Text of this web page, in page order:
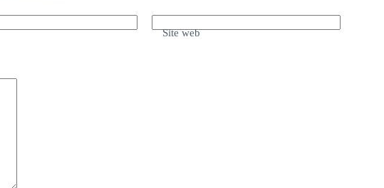
Site web